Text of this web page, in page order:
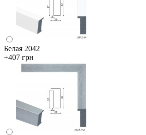
Белая 2042
+407 грн